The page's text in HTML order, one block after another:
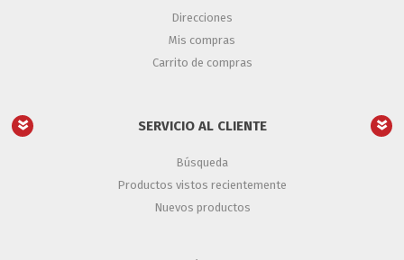
Direcciones
Mis compras
Carrito de compras
SERVICIO AL CLIENTE
Búsqueda
Productos vistos recientemente
Nuevos productos